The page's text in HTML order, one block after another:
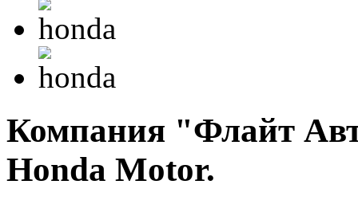
Компания "Флайт
Honda Motor.